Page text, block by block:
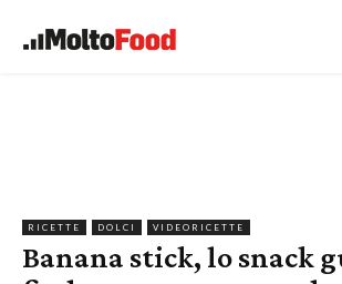
RICETTE DOLCI VIDEORICETTE
Banana stick, lo snack